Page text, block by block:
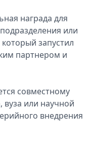
награда для
или
запустил
партнером и
совместному
вуза или научной
внедрения